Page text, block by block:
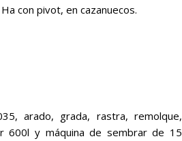
con pivot, en cazanuecos.
arado, grada, rastra, remolque,
600l y máquina de sembrar de 15